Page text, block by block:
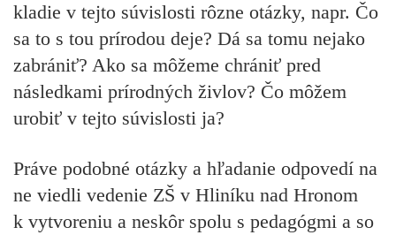
kladie v tejto súvislosti rôzne otázky, napr. Čo
sa to s tou prírodou deje? Dá sa tomu nejako
zabrániť? Ako sa môžeme chrániť pred
následkami prírodných živlov? Čo môžem
urobiť v tejto súvislosti ja?
Práve podobné otázky a hľadanie odpovedí na
ne viedli vedenie ZŠ v Hliníku nad Hronom
k vytvoreniu a neskôr spolu s pedagógmi a so